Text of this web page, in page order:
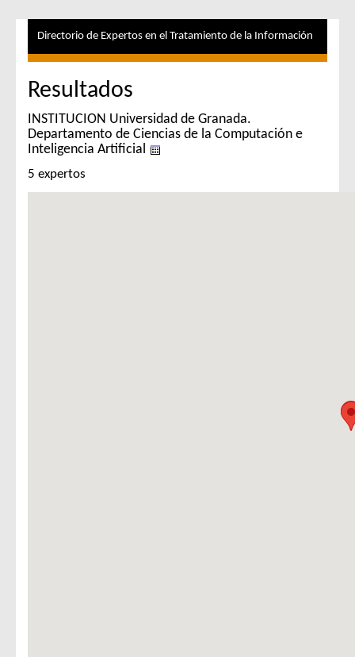
Directorio de Expertos en el Tratamiento de la Información
Resultados
INSTITUCION Universidad de Granada.
Departamento de Ciencias de la Computación e
Inteligencia Artificial
5 expertos